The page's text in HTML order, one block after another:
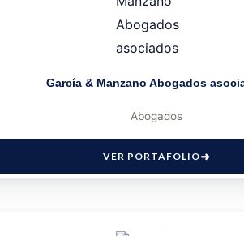
García & Manzano Abogados
Abogados
VER PORTAFOLIO